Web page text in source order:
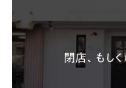
Special